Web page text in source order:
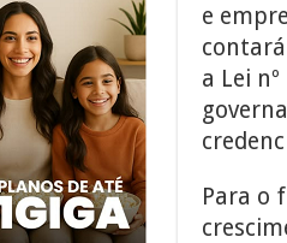
e
a Lei
Para o